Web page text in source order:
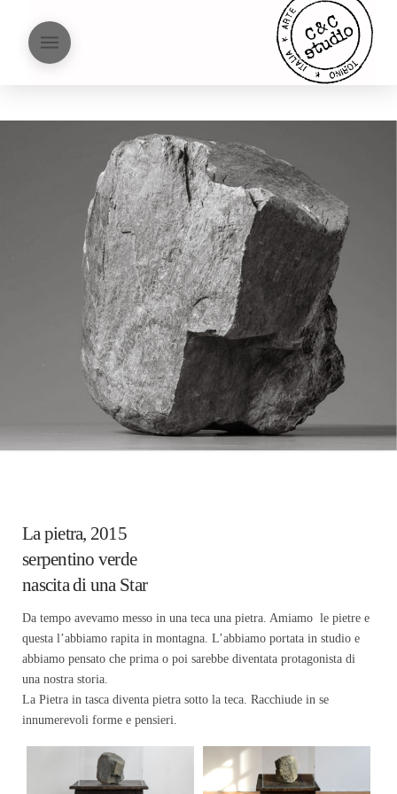
La pietra, 2015
serpentino verde
nascita di una Star
Da tempo avevamo messo in una teca una pietra. Amiamo le pietre e
questa l’abbiamo rapita in montagna. L’abbiamo portata in studio e
abbiamo pensato che prima o poi sarebbe diventata protagonista di
una nostra storia.
La Pietra in tasca diventa pietra sotto la teca. Racchiude in se
innumerevoli forme e pensieri.